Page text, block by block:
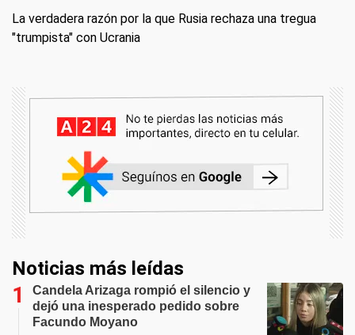
La verdadera razón por la que Rusia rechaza una tregua
"trumpista" con Ucrania
Noticias más leídas
Candela Arizaga rompió el silencio y
dejó una inesperado pedido sobre
Facundo Moyano